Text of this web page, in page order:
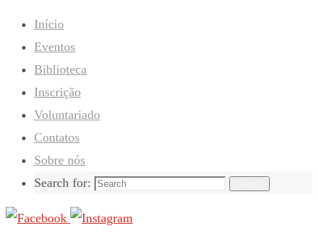
Início
Eventos
Biblioteca
Inscrição
Voluntariado
Contatos
Sobre nós
Search for: